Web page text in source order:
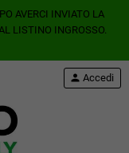
AVERCI INVIATO LA
LISTINO INGROSSO.
person Accedi